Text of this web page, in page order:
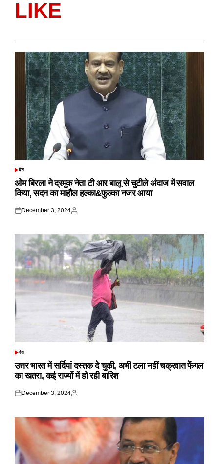
LIKE
POSTED
देश
ओम बिरला ने द्रमुक नेता टी आर बालू से चुटीले अंदाज में सवाल
किया, सदन का माहौल हल्का&फुल्का नजर आया
Posted
December 3, 2024
Posted
POSTED
देश
उत्तर भारत में सर्दियां दस्तक दे चुकी, अभी टला नहीं चक्रवात फेंगल
का खतरा, कई राज्यों में हो रही बारिश
Posted
December 3, 2024
Posted